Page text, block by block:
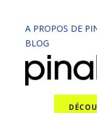
A PROPOS DE
BLOG